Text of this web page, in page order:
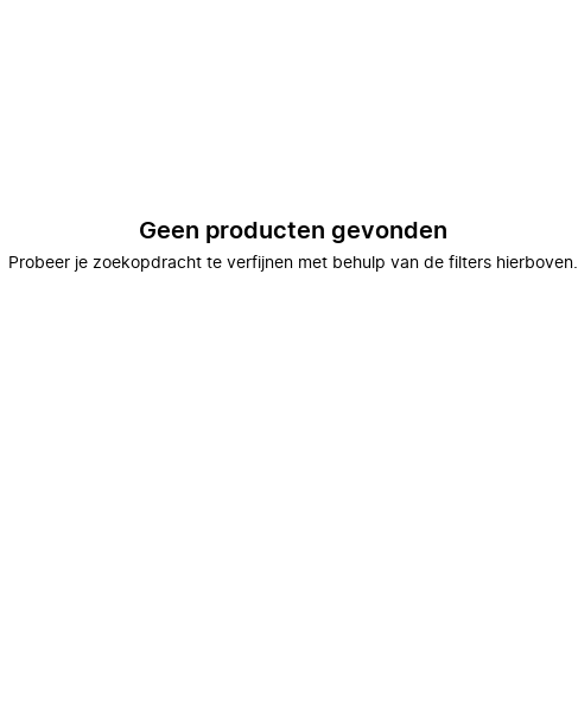
Geen producten gevonden
Probeer je zoekopdracht te verfijnen met behulp van de filters hierboven.